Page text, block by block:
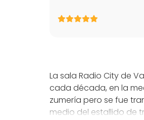
La sala Radio City de
cada década, en la
zumería pero se fue
medio del estallido de